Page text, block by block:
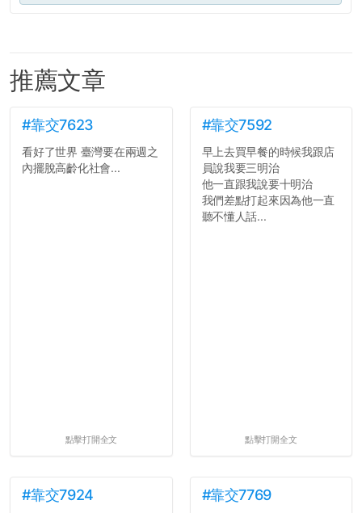
推薦文章
#靠交7623
看好了世界 臺灣要在兩週之
內擺脫高齡化社會...
點擊打開全文
#靠交7592
早上去買早餐的時候我跟店
員說我要三明治
他一直跟我說要十明治
我們差點打起來因為他一直
聽不懂人話...
點擊打開全文
#靠交7924 #靠交7769